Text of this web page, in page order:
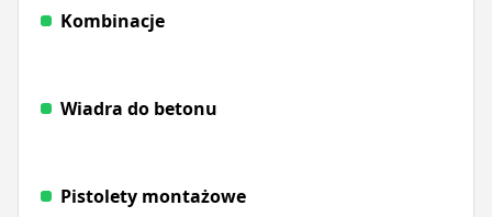
Kombinacje
Wiadra do betonu
Pistolety montażowe